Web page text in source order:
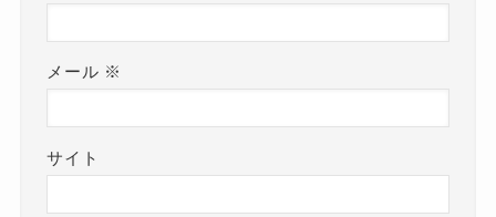
メール ※
サイト